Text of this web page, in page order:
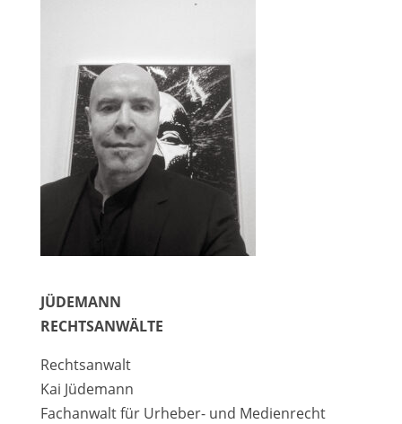
JÜDEMANN
RECHTSANWÄLTE
Rechtsanwalt
Kai Jüdemann
Fachanwalt für Urheber- und Medienrecht